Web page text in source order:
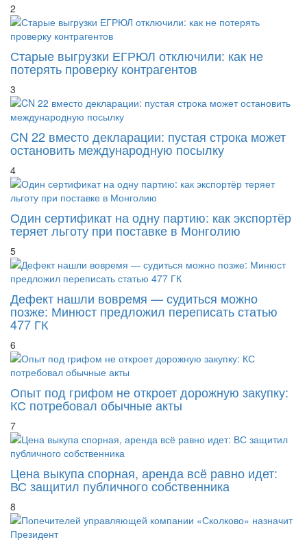
2
Старые выгрузки ЕГРЮЛ отключили: как не
потерять проверку контрагентов
3
CN 22 вместо декларации: пустая строка может
остановить международную посылку
4
Один сертификат на одну партию: как экспортёр
теряет льготу при поставке в Монголию
5
Дефект нашли вовремя — судиться можно
позже: Минюст предложил переписать статью
477 ГК
6
Опыт под грифом не откроет дорожную закупку:
КС потребовал обычные акты
7
Цена выкупа спорная, аренда всё равно идет:
ВС защитил публичного собственника
8